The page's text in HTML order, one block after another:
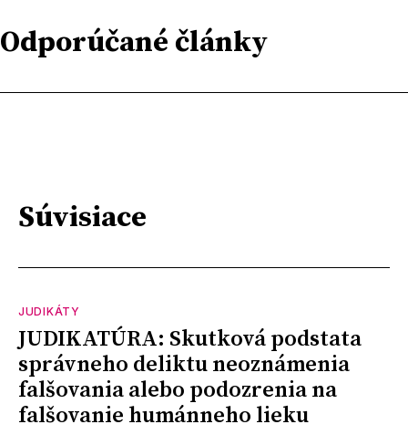
Odporúčané články
Súvisiace
JUDIKÁTY
JUDIKATÚRA: Skutková podstata
správneho deliktu neoznámenia
falšovania alebo podozrenia na
falšovanie humánneho lieku